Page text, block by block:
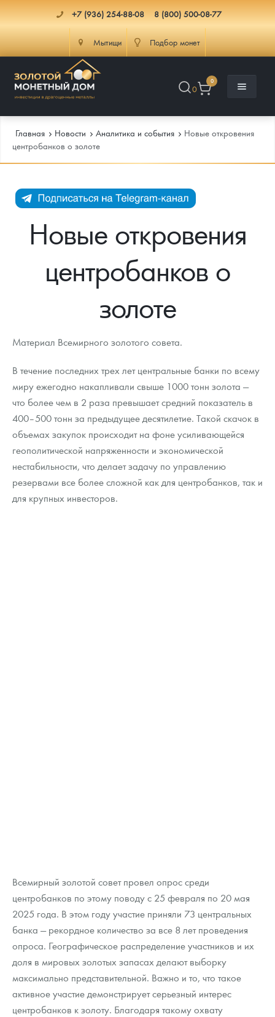
+7 (936) 254-88-08 8 (800) 500-08-77
Мытищи Подбор монет
0
0
Каталог Монет
Инвестиционные монеты
Иностранные
Памятные монеты России и СССР
Монеты Царской России
Монеты стран мира после 1950г
Монеты и жетоны ЗМД
Золотой червонец Сеятель
Аксессуары
Гарри Поттер
Год Лошади
Флот: ледоколы и корабли
Жетоны "Необыкновенные обитатели глубин"
Инфо
Как сделать заказ
Выкуп монет
Памятка для работы с монетами из драгметаллов
Условия возврата
Монеты
Политика конфиденциальности
Политика использования Cookies
Доставка
Подбор монет
Распродажа монет и жетонов
Итоги 2025 года. Прогноз курсов золота, серебра, платины на
2026 год
Cтатьи
Курс золота и серебра
Скупка слитков
Контакты
О нас
Наши преимущества
Письмо директору
Пресс-служба
Главная Новости Аналитика и события
Новые откровения
центробанков о золоте
Новые откровения
центробанков о
золоте
Материал Всемирного золотого совета.
В течение последних трех лет центральные банки по всему
миру ежегодно накапливали свыше 1000 тонн золота —
что более чем в 2 раза превышает средний показатель в
400–500 тонн за предыдущее десятилетие. Такой скачок в
объемах закупок происходит на фоне усиливающейся
геополитической напряженности и экономической
нестабильности, что делает задачу по управлению
резервами все более сложной как для центробанков, так и
для крупных инвесторов.
Всемирный золотой совет провел опрос среди
центробанков по этому поводу с 25 февраля по 20 мая
2025 года. В этом году участие приняли 73 центральных
банка — рекордное количество за все 8 лет проведения
опроса. Географическое распределение участников и их
доля в мировых золотых запасах делают выборку
максимально представительной. Важно и то, что такое
активное участие демонстрирует серьезный интерес
центробанков к золоту. Благодаря такому охвату